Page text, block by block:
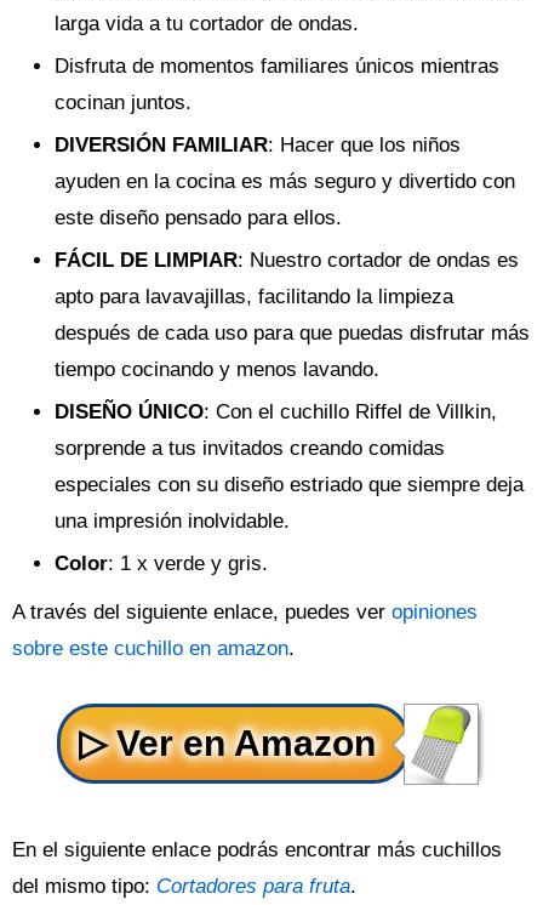
larga vida a tu cortador de ondas.
Disfruta de momentos familiares únicos mientras
cocinan juntos.
DIVERSIÓN FAMILIAR: Hacer que los niños
ayuden en la cocina es más seguro y divertido con
este diseño pensado para ellos.
FÁCIL DE LIMPIAR: Nuestro cortador de ondas es
apto para lavavajillas, facilitando la limpieza
después de cada uso para que puedas disfrutar más
tiempo cocinando y menos lavando.
DISEÑO ÚNICO: Con el cuchillo Riffel de Villkin,
sorprende a tus invitados creando comidas
especiales con su diseño estriado que siempre deja
una impresión inolvidable.
Color: 1 x verde y gris.
A través del siguiente enlace, puedes ver opiniones
sobre este cuchillo en amazon.
En el siguiente enlace podrás encontrar más cuchillos
del mismo tipo: Cortadores para fruta.